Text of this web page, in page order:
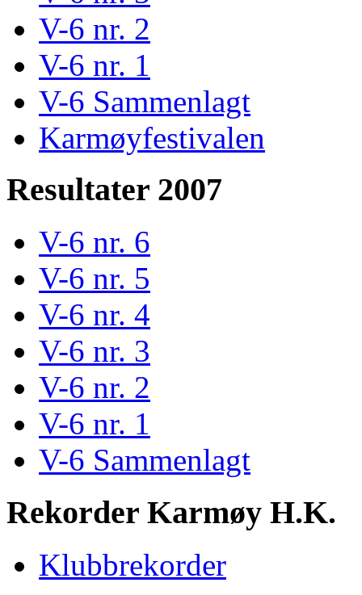
V-6 nr. 2
V-6 nr. 1
V-6 Sammenlagt
Karmøyfestivalen
Resultater 2007
V-6 nr. 6
V-6 nr. 5
V-6 nr. 4
V-6 nr. 3
V-6 nr. 2
V-6 nr. 1
V-6 Sammenlagt
Rekorder Karmøy H.K.
Klubbrekorder